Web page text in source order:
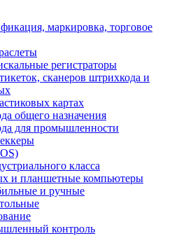
маркировка, торговое
регистраторы
сканеров штрихкода и
картах
общего назначения
для промышленности
класса
и планшетные компьютеры
и ручные
контроль